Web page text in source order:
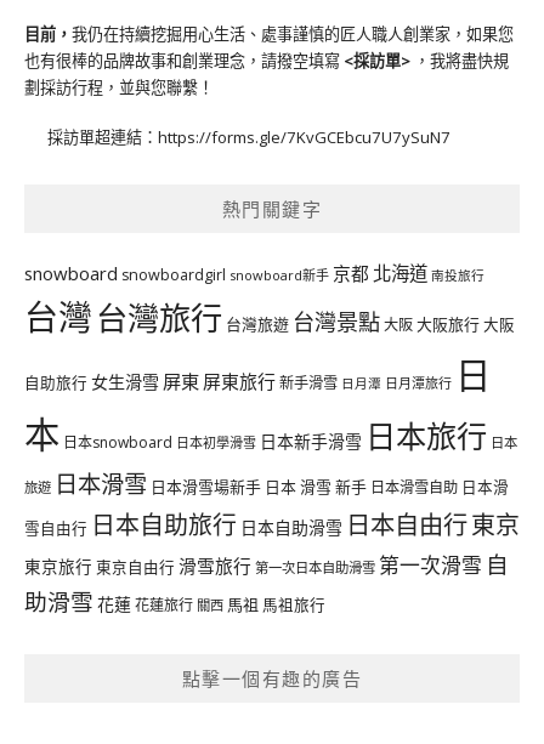
目前， 我仍在持續挖掘用心生活、處事謹慎的匠人職人創業家，如果您
也有很棒的品牌故事和創業理念，請撥空填寫 <採訪單> ，我將盡快規
劃採訪行程，並與您聯繫！
採訪單超連結： https://forms.gle/7KvGCEbcu7U7ySuN7
熱門關鍵字
snowboard snowboardgirl snowboard新手 京都 北海道 南投旅行
台灣台灣旅行 台灣旅遊 台灣景點大阪大阪旅行大阪
自助旅行 女生滑雪 屏東 屏東旅行新手滑雪 日月潭 日月潭旅行 日
本 日本snowboard 日本初學滑雪 日本新手滑雪 日本旅行 日本
旅遊 日本滑雪 日本滑雪場新手 日本 滑雪 新手 日本滑雪自助 日本滑
雪自由行 日本自助旅行 日本自助滑雪 日本自由行東京
東京旅行 東京自由行 滑雪旅行 第一次日本自助滑雪 第一次滑雪 自
助滑雪 花蓮花蓮旅行 關西 馬祖 馬祖旅行
點擊一個有趣的廣告